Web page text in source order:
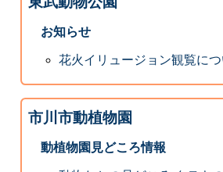
お知らせ
花火イリュージョン観覧につ
市川市動植物園
動植物園見どころ情報